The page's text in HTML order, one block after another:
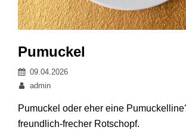
Pumuckel
Posted
on
09.04.2026
By
admin
Pumuckel oder eher eine
freundlich-frecher Rotschopf.